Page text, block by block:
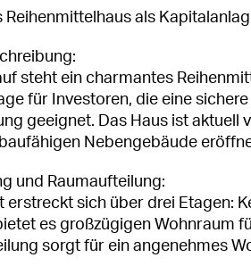
als
steht ein charmantes
für Investoren, die eine
geeignet. Das Haus ist
Nebengebäude
und Raumaufteilung:
erstreckt sich über drei Etagen:
es großzügigen Wohnraum
sorgt für ein angenehmes